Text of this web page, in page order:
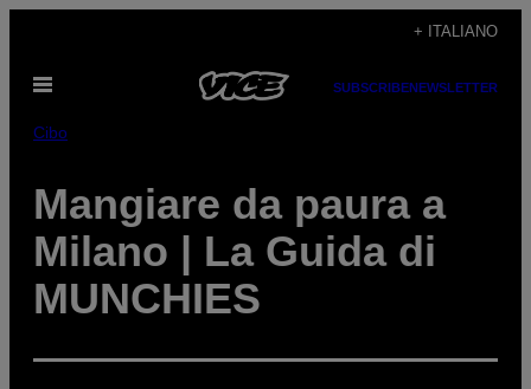
contenuto
+ ITALIANO
Apri
SUBSCRIBENEWSLETTER
Cibo
Mangiare da paura a
Milano | La Guida di
MUNCHIES